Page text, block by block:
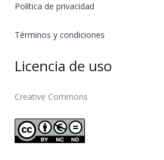
Política de privacidad
Términos y condiciones
Licencia de uso
Creative Commons